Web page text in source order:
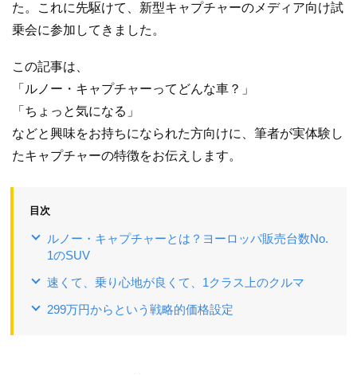
た。これに先駆けて、新型キャプチャーのメディア向け試
乗会に参加してきました。
この記事は、
「ルノー・キャプチャーってどんな車？」
「ちょっと気になる」
などと興味をお持ちになられた方向けに、筆者が実体験し
たキャプチャーの特徴をお伝えします。
目次
ルノー・キャプチャーとは？ヨーロッパ販売台数No.
1のSUV
速くて、乗り心地が良くて、1クラス上のクルマ
299万円からという戦略的価格設定